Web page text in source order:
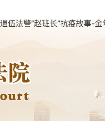
退伍法警“赵班长”抗疫故事-